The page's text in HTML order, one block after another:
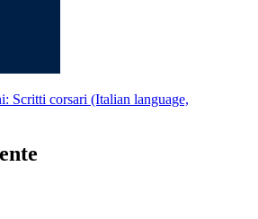
Scritti corsari (Italian language,